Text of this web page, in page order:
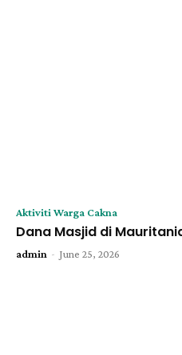
Aktiviti Warga Cakna
Dana Masjid di
admin - June 25, 2026